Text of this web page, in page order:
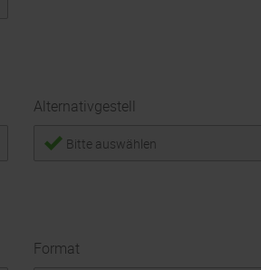
Alternativgestell
Bitte auswählen
Format